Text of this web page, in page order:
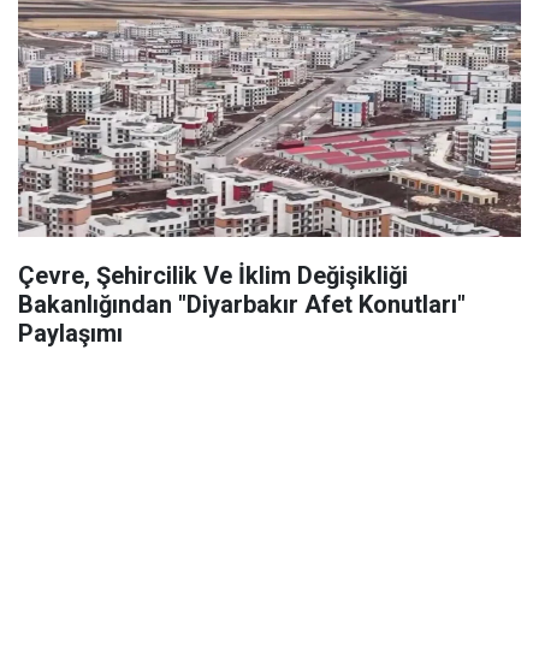
Çevre, Şehircilik Ve İklim Değişikliği
Bakanlığından "Diyarbakır Afet Konutları"
Paylaşımı